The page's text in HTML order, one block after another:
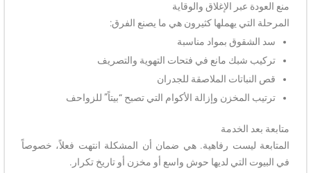
منع العودة عبر الإغلاق والوقاية
المرحلة التي يهملها كثيرون هي ما يصنع الفرق:
سد الشقوق بمواد مناسبة
تركيب شبك مانع في فتحات التهوية والتصريف
قص النباتات الملاصقة للجدران
ترتيب المخزن وإزالة الأكوام التي تصبح “بيتاً” للزواحف
متابعة بعد الخدمة
المتابعة ليست رفاهية. هي ضمان أن المشكلة انتهت فعلاً، خصوصاً
في البيوت التي لديها حوش واسع أو مخزن أو تاريخ تكرار.